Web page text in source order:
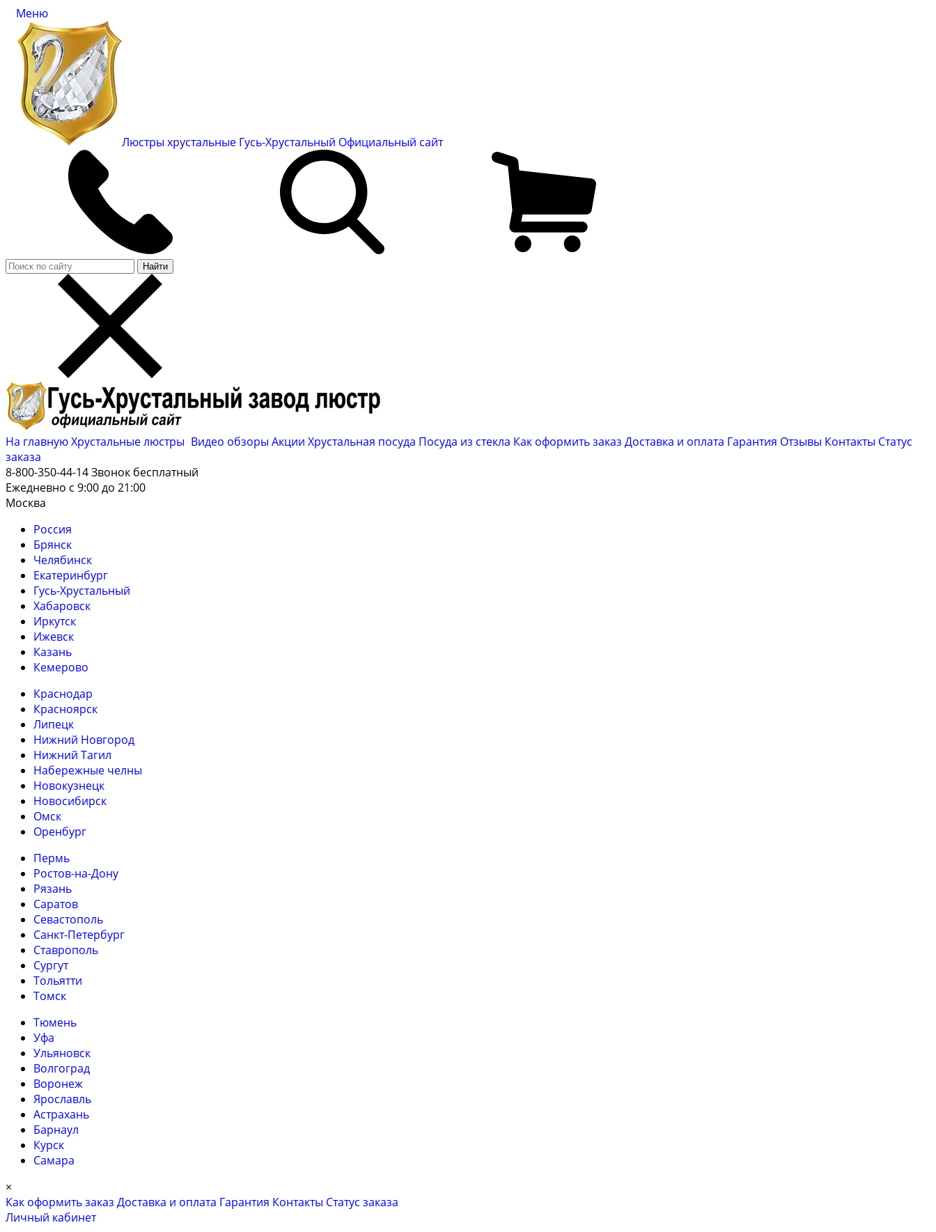
Меню
Люстры хрустальные Гусь-Хрустальный Официальный сайт
Найти
На главнуюХрустальные люстры Видео обзоры Акции Хрустальная посуда Посуда из стекла Как оформить заказ Доставка и оплата Гарантия Отзывы Контакты Cтатус
заказа
8-800-350-44-14Звонок бесплатный
Ежедневно с 9:00 до 21:00
Москва
Россия
Брянск
Челябинск
Екатеринбург
Гусь-Хрустальный
Хабаровск
Иркутск
Ижевск
Казань
Кемерово
Краснодар
Красноярск
Липецк
Нижний Новгород
Нижний Тагил
Набережные челны
Новокузнецк
Новосибирск
Омск
Оренбург
Пермь
Ростов-на-Дону
Рязань
Саратов
Севастополь
Санкт-Петербург
Ставрополь
Сургут
Тольятти
Томск
Тюмень
Уфа
Ульяновск
Волгоград
Воронеж
Ярославль
Астрахань
Барнаул
Курск
Самара
×
Как оформить заказ Доставка и оплата Гарантия Контакты Cтатус заказа
Личный кабинет